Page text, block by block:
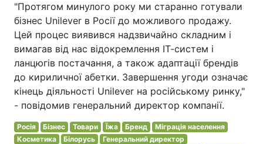
"Протягом минулого року ми старанно готували
бізнес Unilever в Росії до можливого продажу.
Цей процес виявився надзвичайно складним і
вимагав від нас відокремлення ІТ-систем і
ланцюгів постачання, а також адаптації брендів
до кириличної абетки. Завершення угоди означає
кінець діяльності Unilever на російському ринку,"
- повідомив генеральний директор компанії.
Росія Бізнес Товари Їжа Бренд
Міграція населення
Косметика
Білорусь
Генеральний директор